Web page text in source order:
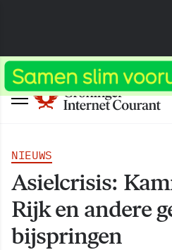
NIEUWS
Asielcrisis:
Rijk en andere
bijspringen